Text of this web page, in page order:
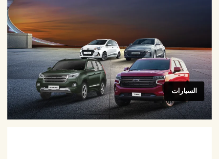
السيارات